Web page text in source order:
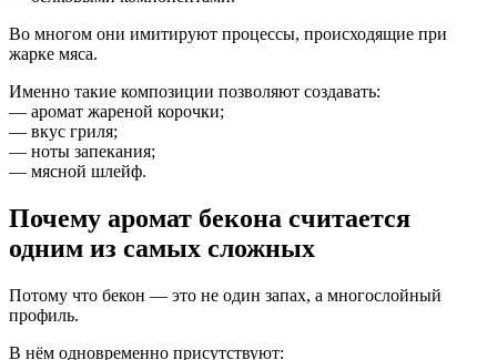
Во многом они имитируют процессы, происходящие при
жарке мяса.
Именно такие композиции позволяют создавать:
— аромат жареной корочки;
— вкус гриля;
— ноты запекания;
— мясной шлейф.
Почему аромат бекона считается
одним из самых сложных
Потому что бекон — это не один запах, а многослойный
профиль.
В нём одновременно присутствуют: